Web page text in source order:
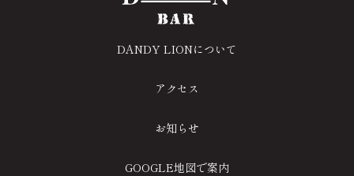
DANDY LIONについて
アクセス
お知らせ
GOOGLE地図で案内